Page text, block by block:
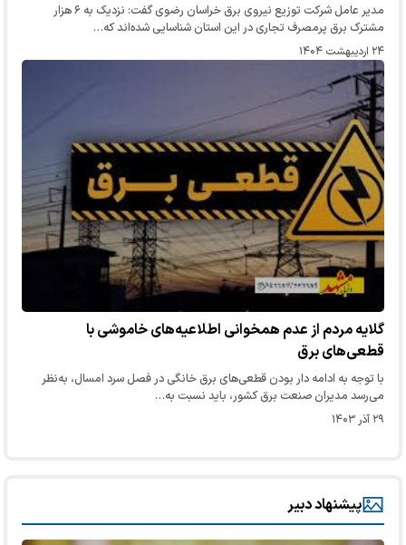
مدیر عامل شرکت توزیع نیروی برق خراسان رضوی گفت: نزدیک به ۶ هزار
مشترک برق پرمصرف تجاری در این استان شناسایی شده‌اند که…
۲۴ اردیبهشت ۱۴۰۴
گلایه مردم از عدم همخوانی اطلاعیه‌های خاموشی با
قطعی‌های برق
با توجه به ادامه دار بودن قطعی‌های برق خانگی در فصل سرد امسال، به‌نظر
می‌رسد مدیران صنعت برق کشور، باید نسبت به…
۲۹ آذر ۱۴۰۳
پیشنهاد دبیر